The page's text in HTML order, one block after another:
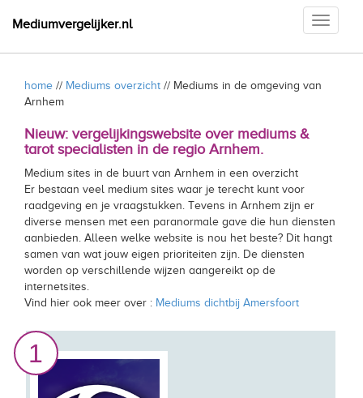
Toggle
Mediumvergelijker.nl
home // Mediums overzicht // Mediums in de omgeving van
Arnhem
Nieuw: vergelijkingswebsite over mediums &
tarot specialisten in de regio Arnhem.
Medium sites in de buurt van Arnhem in een overzicht
Er bestaan veel medium sites waar je terecht kunt voor
raadgeving en je vraagstukken. Tevens in Arnhem zijn er
diverse mensen met een paranormale gave die hun diensten
aanbieden. Alleen welke website is nou het beste? Dit hangt
samen van wat jouw eigen prioriteiten zijn. De diensten
worden op verschillende wijzen aangereikt op de
internetsites.
Vind hier ook meer over : Mediums dichtbij Amersfoort
1